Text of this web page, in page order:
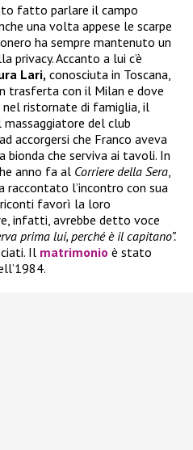
fatto parlare il campo
una volta appese le scarpe
ha sempre mantenuto un
privacy. Accanto a lui c’è
Lari, conosciuta in Toscana,
trasferta con il Milan e dove
nel ristornate di famiglia, il
del club
accorgersi che Franco aveva
bionda che serviva ai tavoli. In
anno fa al Corriere della Sera
raccontato l’incontro con sua
favorì la loro
infatti, avrebbe detto voce
prima lui, perché è il capitano”.
Il matrimonio è stato